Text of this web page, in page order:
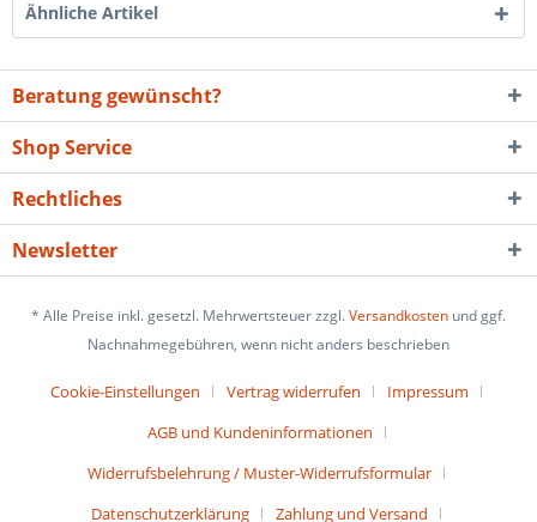
Ähnliche Artikel
Beratung gewünscht?
Shop Service
Rechtliches
Newsletter
* Alle Preise inkl. gesetzl. Mehrwertsteuer zzgl.Versandkosten und ggf.
Nachnahmegebühren, wenn nicht anders beschrieben
Cookie-Einstellungen Vertrag widerrufen
Impressum
AGB und Kundeninformationen
Widerrufsbelehrung / Muster-Widerrufsformular
Datenschutzerklärung
Zahlung und Versand